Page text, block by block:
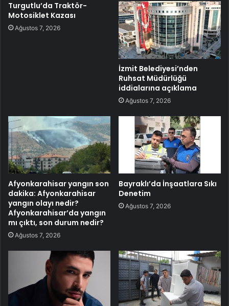
Turgutlu’da Traktör-
Motosiklet Kazası
Ağustos 7, 2026
İzmit Belediyesi’nden
Ruhsat Müdürlüğü
iddialarına açıklama
Ağustos 7, 2026
Afyonkarahisar yangın son
dakika: Afyonkarahisar
yangın olayı nedir?
Afyonkarahisar’da yangın
mı çıktı, son durum nedir?
Ağustos 7, 2026
Bayraklı’da İnşaatlara Sıkı
Denetim
Ağustos 7, 2026